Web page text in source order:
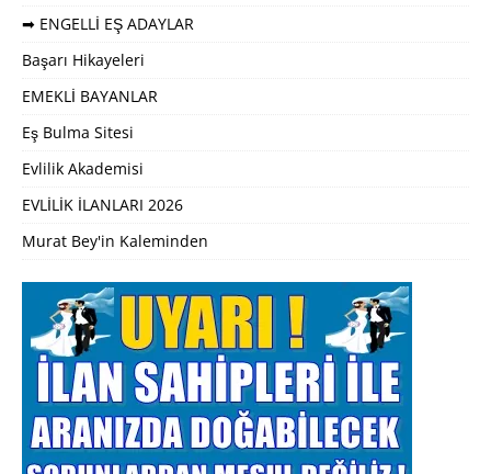
➡ ENGELLİ EŞ ADAYLAR
Başarı Hikayeleri
EMEKLİ BAYANLAR
Eş Bulma Sitesi
Evlilik Akademisi
EVLİLİK İLANLARI 2026
Murat Bey'in Kaleminden